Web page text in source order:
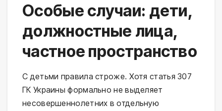
Особые случаи: дети,
должностные лица,
частное пространство
С детьми правила строже. Хотя статья 307
ГК Украины формально не выделяет
несовершеннолетних в отдельную